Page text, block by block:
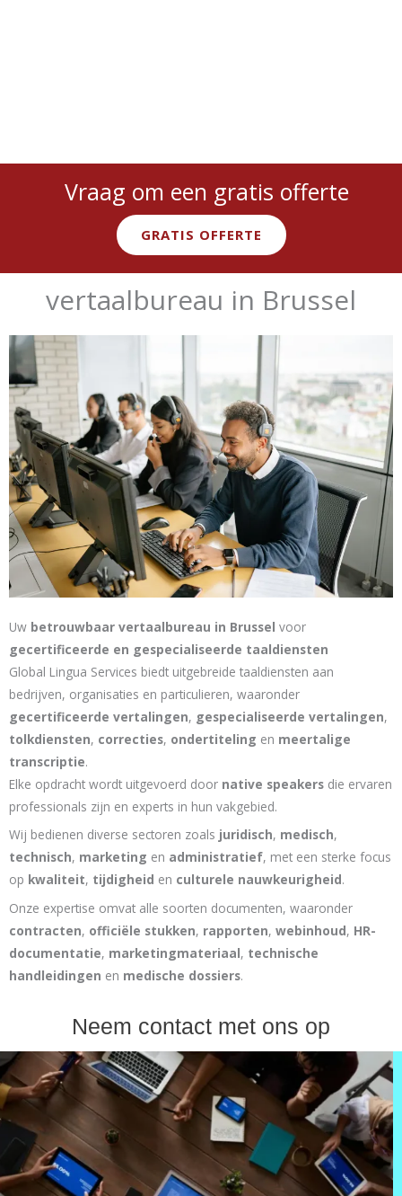
Vraag om een gratis offerte
GRATIS OFFERTE
vertaalbureau in Brussel
Uw betrouwbaar vertaalbureau in Brussel voor
gecertificeerde en gespecialiseerde taaldiensten
Global Lingua Services biedt uitgebreide taaldiensten aan
bedrijven, organisaties en particulieren, waaronder
gecertificeerde vertalingen, gespecialiseerde vertalingen,
tolkdiensten, correcties, ondertiteling en meertalige
transcriptie.
Elke opdracht wordt uitgevoerd door native speakers die ervaren
professionals zijn en experts in hun vakgebied.
Wij bedienen diverse sectoren zoals juridisch, medisch,
technisch, marketing en administratief, met een sterke focus
op kwaliteit, tijdigheid en culturele nauwkeurigheid.
Onze expertise omvat alle soorten documenten, waaronder
contracten, officiële stukken, rapporten, webinhoud, HR-
documentatie, marketingmateriaal, technische
handleidingen en medische dossiers.
Neem contact met ons op